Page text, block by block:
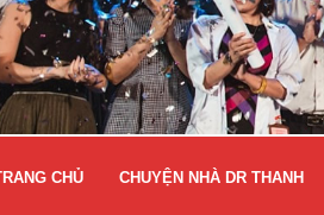
CHỦ CHUYỆN NHÀ DR THANH